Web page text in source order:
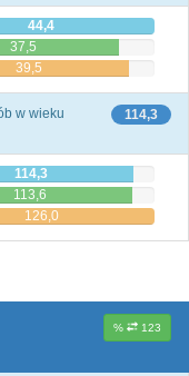
44,4
37,5
39,5
114,3
w wieku
114,3
113,6
126,0
% 123